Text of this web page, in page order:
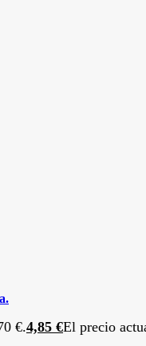
€.4,85 €El precio